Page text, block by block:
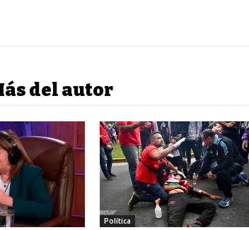
del autor
Política